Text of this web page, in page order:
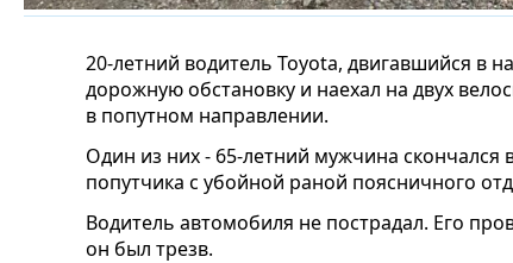
20-летний водитель Toyota, двигавшийся в
дорожную обстановку и наехал на двух
в попутном направлении.
Один из них - 65-летний мужчина скончался
попутчика с убойной раной поясничного
Водитель автомобиля не пострадал. Его
он был трезв.